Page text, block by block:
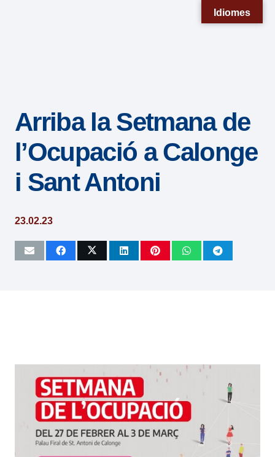
sistema
accesibilidad.
Arriba la Setmana de
l’Ocupació a Calonge
i Sant Antoni
23.02.23
Idiomes